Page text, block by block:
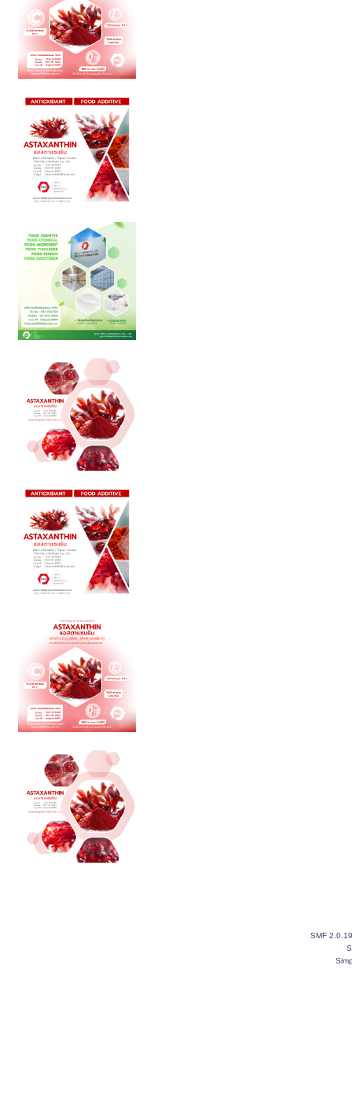
SMF 2.0.19